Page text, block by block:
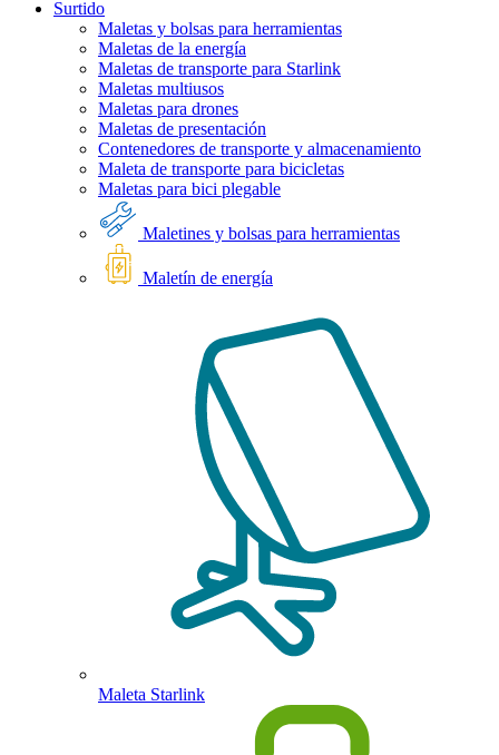
Surtido
Maletas y bolsas para herramientas
Maletas de la energía
Maletas de transporte para Starlink
Maletas multiusos
Maletas para drones
Maletas de presentación
Contenedores de transporte y almacenamiento
Maleta de transporte para bicicletas
Maletas para bici plegable
Maletines y bolsas para herramientas
Maletín de energía
Maleta Starlink